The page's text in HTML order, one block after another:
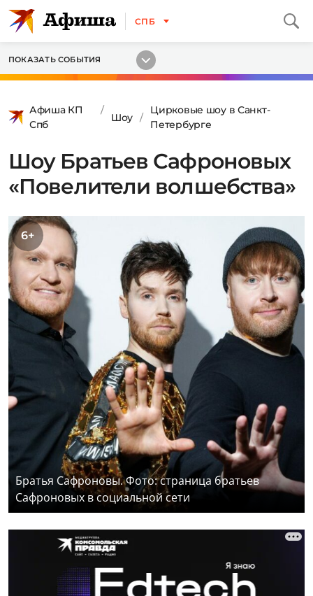
СПБ
ПОКАЗАТЬ СОБЫТИЯ
Афиша КП
Спб
Шоу
Цирковые шоу в Санкт-
Петербурге
Шоу Братьев Сафроновых
«Повелители волшебства»
6+
Братья Сафроновы. Фото: страница братьев
Сафроновых в социальной сети